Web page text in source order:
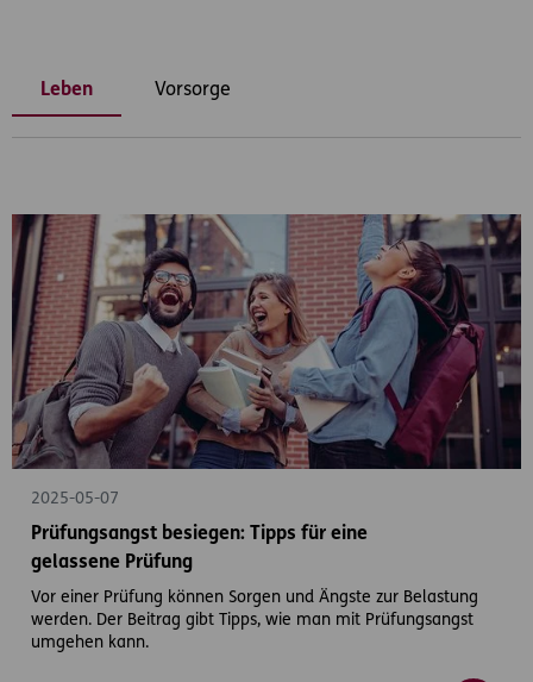
Leben Vorsorge
2025-05-07
Prüfungsangst besiegen: Tipps für eine
gelassene Prüfung
Vor einer Prüfung können Sorgen und Ängste zur Belastung
werden. Der Beitrag gibt Tipps, wie man mit Prüfungsangst
umgehen kann.